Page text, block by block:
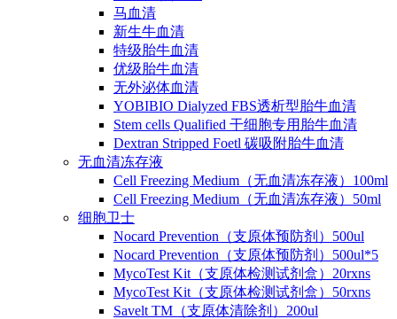
马血清
新生牛血清
特级胎牛血清
优级胎牛血清
无外泌体血清
YOBIBIO Dialyzed FBS透析型胎牛血清
Stem cells Qualified 干细胞专用胎牛血清
Dextran Stripped Foetl 碳吸附胎牛血清
无血清冻存液
Cell Freezing Medium（无血清冻存液）100ml
Cell Freezing Medium（无血清冻存液）50ml
细胞卫士
Nocard Prevention（支原体预防剂）500ul
Nocard Prevention（支原体预防剂）500ul*5
MycoTest Kit（支原体检测试剂盒）20rxns
MycoTest Kit（支原体检测试剂盒）50rxns
Savelt TM（支原体清除剂）200ul